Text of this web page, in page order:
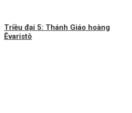
Triều đại 5: Thánh Giáo hoàng
Êvaristô